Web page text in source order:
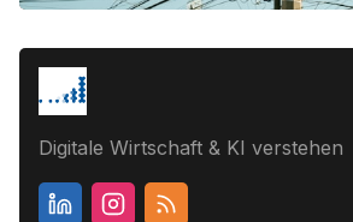
Digitale Wirtschaft & KI verstehen